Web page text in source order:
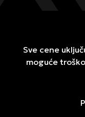
Sve cene
moguće